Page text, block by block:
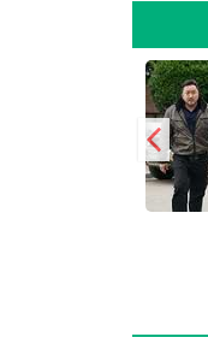
بزند
یان